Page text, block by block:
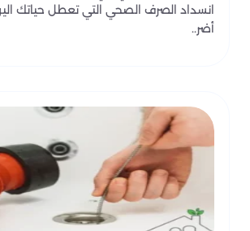
انسداد الصرف الصحي التي تعطل حياتك
أضر..